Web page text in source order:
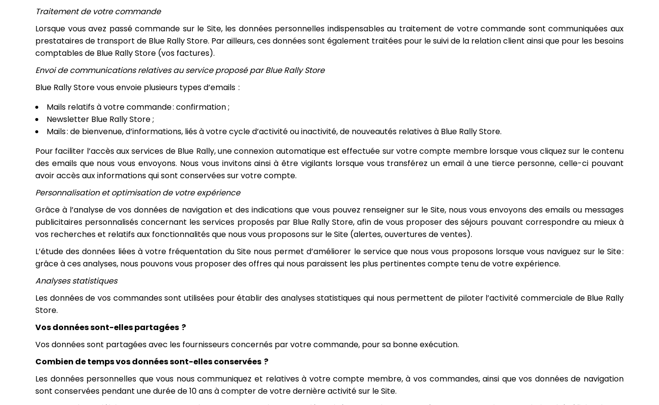
Traitement de votre commande
Lorsque vous avez passé commande sur le Site, les données personnelles indispensables au traitement de votre commande sont communiquées aux
prestataires de transport de Blue Rally Store. Par ailleurs, ces données sont également traitées pour le suivi de la relation client ainsi que pour les besoins
comptables de Blue Rally Store (vos factures).
Envoi de communications relatives au service proposé par Blue Rally Store
Blue Rally Store vous envoie plusieurs types d’emails :
Mails relatifs à votre commande : confirmation ;
Newsletter Blue Rally Store ;
Mails : de bienvenue, d’informations, liés à votre cycle d’activité ou inactivité, de nouveautés relatives à Blue Rally Store.
Pour faciliter l’accès aux services de Blue Rally, une connexion automatique est effectuée sur votre compte membre lorsque vous cliquez sur le contenu
des emails que nous vous envoyons. Nous vous invitons ainsi à être vigilants lorsque vous transférez un email à une tierce personne, celle-ci pouvant
avoir accès aux informations qui sont conservées sur votre compte.
Personnalisation et optimisation de votre expérience
Grâce à l’analyse de vos données de navigation et des indications que vous pouvez renseigner sur le Site, nous vous envoyons des emails ou messages
publicitaires personnalisés concernant les services proposés par Blue Rally Store, afin de vous proposer des séjours pouvant correspondre au mieux à
vos recherches et relatifs aux fonctionnalités que nous vous proposons sur le Site (alertes, ouvertures de ventes).
L’étude des données liées à votre fréquentation du Site nous permet d’améliorer le service que nous vous proposons lorsque vous naviguez sur le Site :
grâce à ces analyses, nous pouvons vous proposer des offres qui nous paraissent les plus pertinentes compte tenu de votre expérience.
Analyses statistiques
Les données de vos commandes sont utilisées pour établir des analyses statistiques qui nous permettent de piloter l’activité commerciale de Blue Rally
Store.
Vos données sont-elles partagées ?
Vos données sont partagées avec les fournisseurs concernés par votre commande, pour sa bonne exécution.
Combien de temps vos données sont-elles conservées ?
Les données personnelles que vous nous communiquez et relatives à votre compte membre, à vos commandes, ainsi que vos données de navigation
sont conservées pendant une durée de 10 ans à compter de votre dernière activité sur le Site.